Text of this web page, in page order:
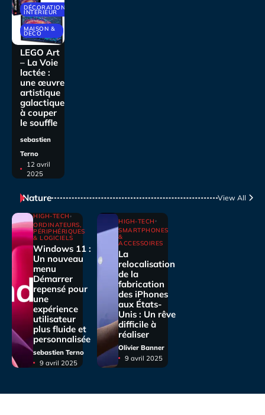
DÉCORATIONS
INTÉRIEUR
MAISON &
DECO
LEGO Art
– La Voie
lactée :
une œuvre
artistique
galactique
à couper
le souffle
sebastien
Terno
12 avril
2025
Nature View All
HIGH-TECH
ORDINATEURS,
PÉRIPHÉRIQUES
& LOGICIELS
Windows 11 :
Un nouveau
menu
Démarrer
repensé pour
une
expérience
utilisateur
plus fluide et
personnalisée
sebastien Terno
9 avril 2025
HIGH-TECH
SMARTPHONES
&
ACCESSOIRES
La
relocalisation
de la
fabrication
des iPhones
aux États-
Unis : Un rêve
difficile à
réaliser
Olivier Banner
9 avril 2025